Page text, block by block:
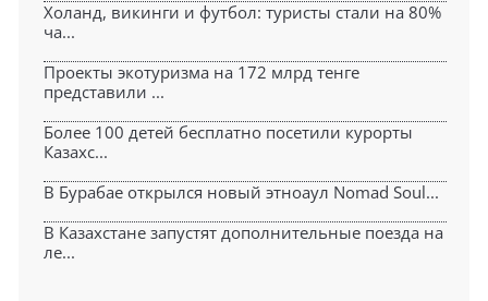
Холанд, викинги и футбол: туристы стали на 80%
ча...
Проекты экотуризма на 172 млрд тенге
представили ...
Более 100 детей бесплатно посетили курорты
Казахс...
В Бурабае открылся новый этноаул Nomad Soul...
В Казахстане запустят дополнительные поезда на
ле...